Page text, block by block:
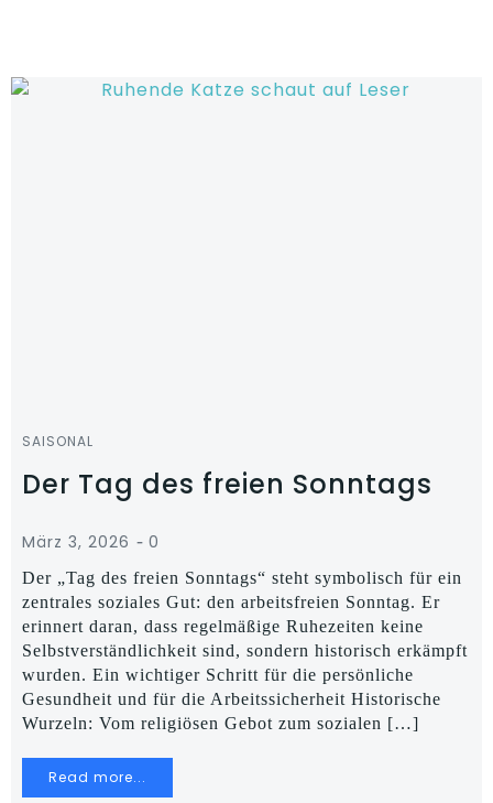
SAISONAL
Der Tag des freien Sonntags
März 3, 2026 - 0
Der „Tag des freien Sonntags“ steht symbolisch für ein
zentrales soziales Gut: den arbeitsfreien Sonntag. Er
erinnert daran, dass regelmäßige Ruhezeiten keine
Selbstverständlichkeit sind, sondern historisch erkämpft
wurden. Ein wichtiger Schritt für die persönliche
Gesundheit und für die Arbeitssicherheit Historische
Wurzeln: Vom religiösen Gebot zum sozialen […]
Read more...